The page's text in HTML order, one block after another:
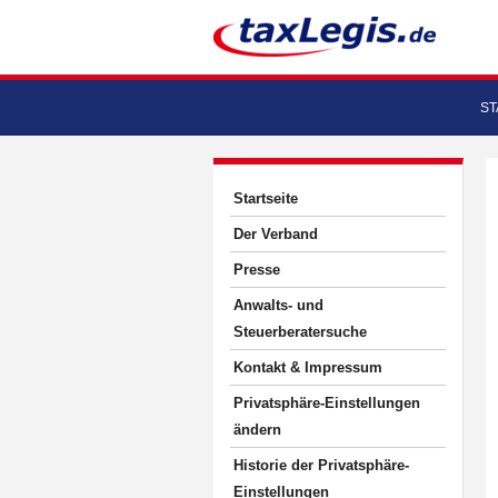
Startseite
Der Verband
Presse
Anwalts- und
Steuerberatersuche
Kontakt & Impressum
Privatsphäre-Einstellungen
ändern
Historie der Privatsphäre-
Einstellungen